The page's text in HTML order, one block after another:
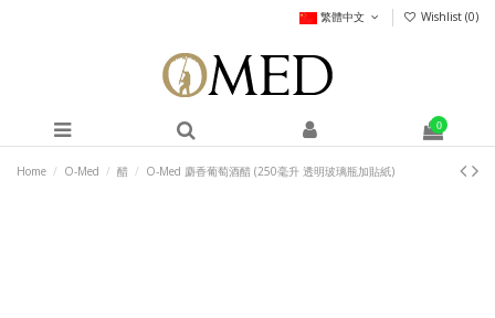
繁體中文 Wishlist (0)
0
Home O-Med 醋 O-Med 麝香葡萄酒醋 (250毫升 透明玻璃瓶加貼紙)